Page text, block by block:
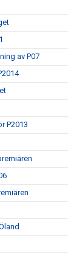
av P07
P2013